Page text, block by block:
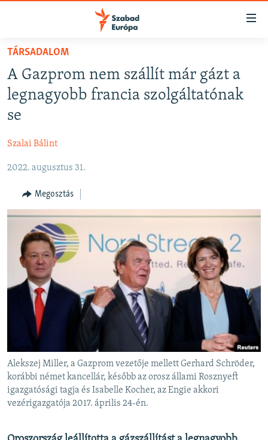
Akadálymentes
Ugrás
fő
oldalra
Ugrás
tartalomjegyzékre
AKTUÁLIS
PODCASTOK
ELEMZŐ
NER15
SZABADON
TÁRSADALOM
DEMOKRÁCIA
A PÉNZ NYOMÁBAN
EURÓPAI UNIÓ
VILÁG
KLÍMAVÁLTOZÁS
A MÚLT TANULSÁGAI
KÖVESSEN MINKET!
Valamennyi RFE/RL weboldal
TÁRSADALOM
A Gazprom nem szállít már gázt a
legnagyobb francia szolgáltatónak
se
Szalai Bálint
2022. augusztus 31.
Megosztás
Alekszej Miller, a Gazprom vezetője mellett Gerhard Schröder,
korábbi német kancellár, később az orosz állami Rosznyeft
igazgatósági tagja és Isabelle Kocher, az Engie akkori
vezérigazgatója 2017. április 24-én.